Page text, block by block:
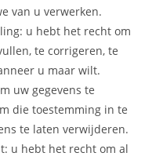
van u verwerken.
u hebt het recht om
te corrigeren, te
u maar wilt.
uw gegevens te
die toestemming in te
te laten verwijderen.
u hebt het recht om al